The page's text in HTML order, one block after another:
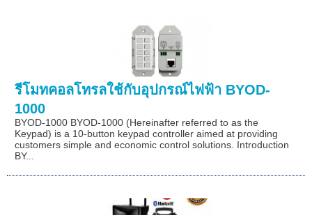
รีโมทคอลโทรลใช้กับอุปกรณ์ไฟฟ้า BYOD-
1000
BYOD-1000 BYOD-1000 (Hereinafter referred to as the
Keypad) is a 10-button keypad controller aimed at providing
customers simple and economic control solutions. Introduction
BY...